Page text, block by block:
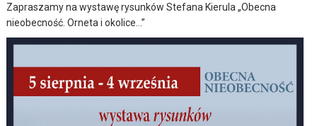
Zapraszamy na wystawę rysunków Stefana Kierula „Obecna
nieobecność. Orneta i okolice…”